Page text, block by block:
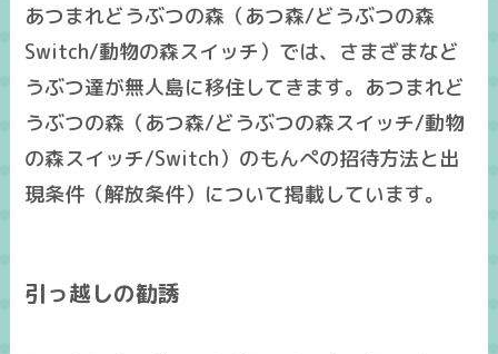
あつまれどうぶつの森（あつ森/どうぶつの森
Switch/動物の森スイッチ）では、さまざまなど
うぶつ達が無人島に移住してきます。あつまれど
うぶつの森（あつ森/どうぶつの森スイッチ/動物
の森スイッチ/Switch）のもんぺの招待方法と出
現条件（解放条件）について掲載しています。
引っ越しの勧誘